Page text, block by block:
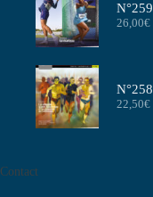
N°259
26,00€
N°258
22,50€
Contact